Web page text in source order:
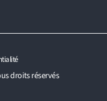
droits réservés